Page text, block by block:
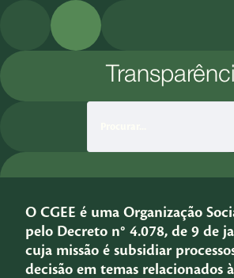
Pular para o Conteúdo principal
O CGEE é uma Organização
pelo Decreto n° 4.078, de 9 de
cuja missão é subsidiar
decisão em temas relacionados